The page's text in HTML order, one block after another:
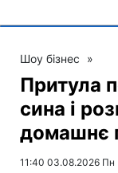
Шоу бізнес »
Притула
сина і
домашнє
11:40 03.08.2026 Пн